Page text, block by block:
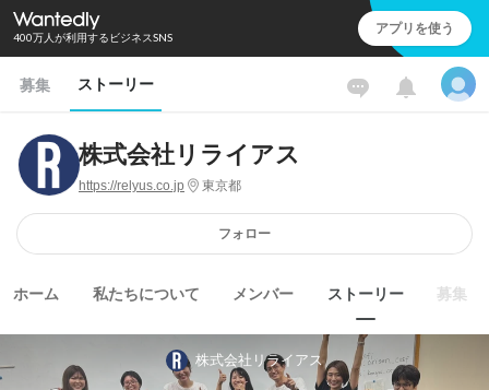
400万人が利用するビジネスSNS アプリを使う
募集 ストーリー
株式会社リライアス
https://relyus.co.jp 東京都
フォロー
ホーム 私たちについて メンバー ストーリー 募集
株式会社リライアス